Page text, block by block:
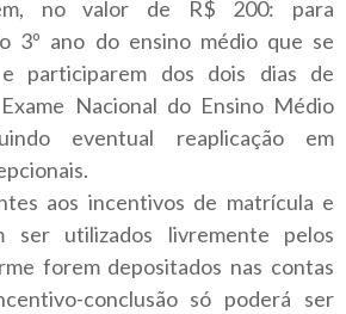
no valor de R$ 200: para
3º ano do ensino médio que se
participarem dos dois dias de
Nacional do Ensino Médio
eventual reaplicação em
aos incentivos de matrícula e
ser utilizados livremente pelos
forem depositados nas contas
conclusão só poderá ser